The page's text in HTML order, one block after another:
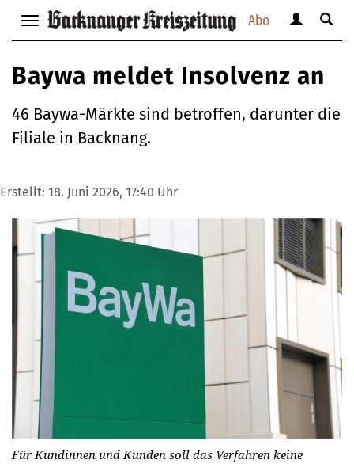
Abo
Navigation
anzeigen
verbergen
anzeigen
verbergen
Suche
Baywa meldet Insolvenz an
46 Baywa-Märkte sind betroffen, darunter die
Filiale in Backnang.
Erstellt: 18. Juni 2026, 17:40 Uhr
Für Kundinnen und Kunden soll das Verfahren keine